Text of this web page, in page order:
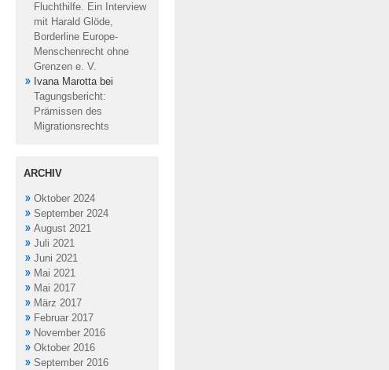
Fluchthilfe. Ein Interview
mit Harald Glöde,
Borderline Europe-
Menschenrecht ohne
Grenzen e. V.
Ivana Marottabei
Tagungsbericht:
Prämissen des
Migrationsrechts
ARCHIV
Oktober 2024
September 2024
August 2021
Juli 2021
Juni 2021
Mai 2021
Mai 2017
März 2017
Februar 2017
November 2016
Oktober 2016
September 2016